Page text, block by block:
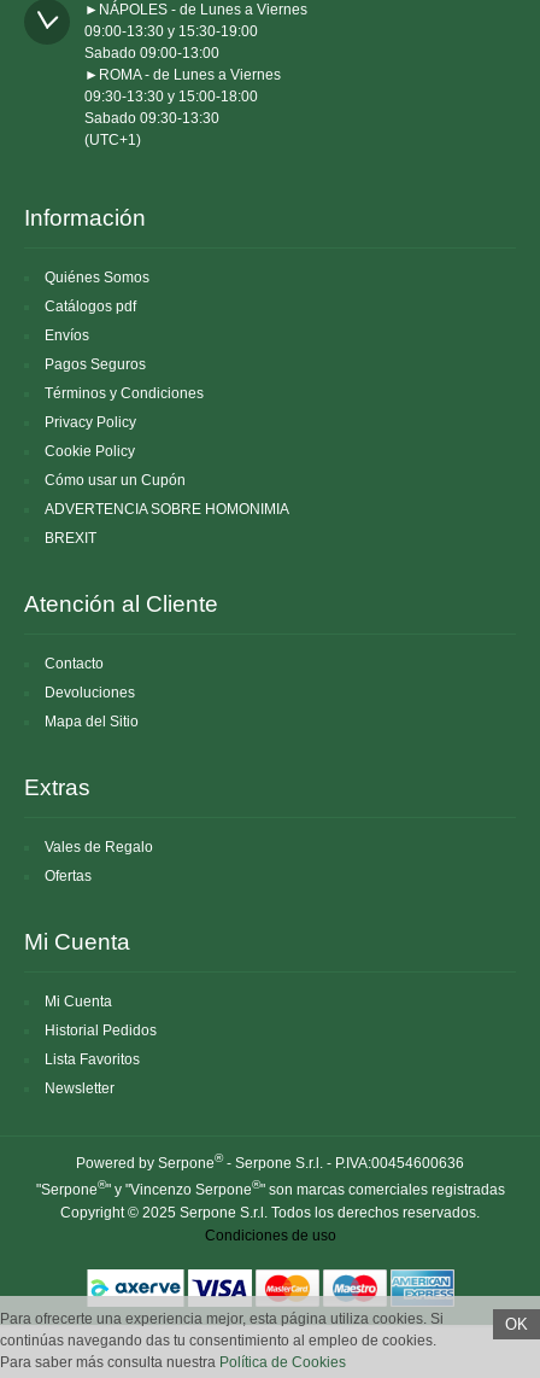
►NÁPOLES - de Lunes a Viernes
09:00-13:30 y 15:30-19:00
Sabado 09:00-13:00
►ROMA - de Lunes a Viernes
09:30-13:30 y 15:00-18:00
Sabado 09:30-13:30
(UTC+1)
Información
Quiénes Somos
Catálogos pdf
Envíos
Pagos Seguros
Términos y Condiciones
Privacy Policy
Cookie Policy
Cómo usar un Cupón
ADVERTENCIA SOBRE HOMONIMIA
BREXIT
Atención al Cliente
Contacto
Devoluciones
Mapa del Sitio
Extras
Vales de Regalo
Ofertas
Mi Cuenta
Mi Cuenta
Historial Pedidos
Lista Favoritos
Newsletter
Powered by Serpone®- Serpone S.r.l. - P.IVA:00454600636
"Serpone®" y "Vincenzo Serpone®" son marcas comerciales registradas
Copyright © 2025 Serpone S.r.l. Todos los derechos reservados.
Condiciones de uso
OK
Para ofrecerte una experiencia mejor, esta página utiliza cookies. Si
continúas navegando das tu consentimiento al empleo de cookies.
Para saber más consulta nuestra Política de Cookies